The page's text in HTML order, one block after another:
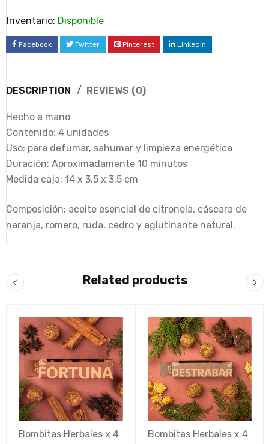
Inventario: Disponible
Facebook Twitter Pinterest LinkedIn
DESCRIPTION REVIEWS (0)
Hecho a mano
Contenido: 4 unidades
Uso: para defumar, sahumar y limpieza energética
Duración: Aproximadamente 10 minutos
Medida caja: 14 x 3.5 x 3.5 cm
Composición: aceite esencial de citronela, cáscara de
naranja, romero, ruda, cedro y aglutinante natural.
Related products
Bombitas Herbales x 4
Bombitas Herbales x 4